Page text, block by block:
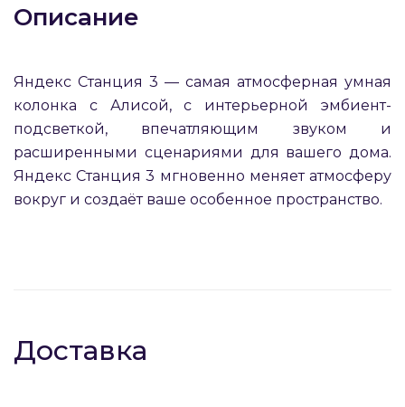
Описание
Яндекс Станция 3 — самая атмосферная умная
колонка с Алисой, с интерьерной эмбиент-
подсветкой, впечатляющим звуком и
расширенными сценариями для вашего дома.
Яндекс Станция 3 мгновенно меняет атмосферу
вокруг и создаёт ваше особенное пространство.
Доставка
раз в 2 недели